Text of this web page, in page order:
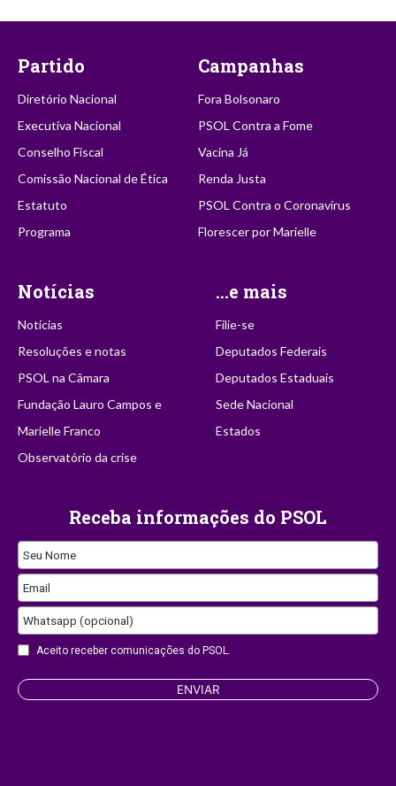
Partido
Diretório Nacional
Executiva Nacional
Conselho Fiscal
Comissão Nacional de Ética
Estatuto
Programa
Campanhas
Fora Bolsonaro
PSOL Contra a Fome
Vacina Já
Renda Justa
PSOL Contra o Coronavírus
Florescer por Marielle
Notícias
Notícias
Resoluções e notas
PSOL na Câmara
Fundação Lauro Campos e
Marielle Franco
Observatório da crise
...e mais
Filie-se
Deputados Federais
Deputados Estaduais
Sede Nacional
Estados
Receba informações do PSOL
Seu Nome
Email
Contact
Email
Whatsapp (opcional)
Aceito receber comunicações do PSOL.
ENVIAR